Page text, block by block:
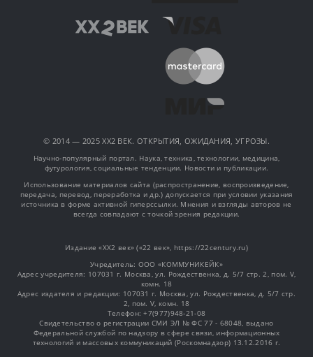
© 2014 — 2025 XX2 ВЕК. ОТКРЫТИЯ, ОЖИДАНИЯ, УГРОЗЫ.
Научно-популярный портал. Наука, техника, технологии, медицина,
футурология, социальные тенденции. Новости и публикации.
Использование материалов сайта (распространение, воспроизведение,
передача, перевод, переработка и др.) допускается при условии указания
источника в форме активной гиперссылки. Мнения и взгляды авторов не
всегда совпадают с точкой зрения редакции.
Издание «XX2 век» («22 век», https://22century.ru)
Учредитель: OOO «КОММУНИКЕЙК»
Адрес учредителя: 107031 г. Москва, ул. Рождественка, д. 5/7 стр. 2, пом. V,
комн. 18
Адрес издателя и редакции: 107031 г. Москва, ул. Рождественка, д. 5/7 стр.
2, пом. V, комн. 18
Телефон: +7(977)948-21-08
Свидетельство о регистрации СМИ ЭЛ № ФС 77 - 68048, выдано
Федеральной службой по надзору в сфере связи, информационных
технологий и массовых коммуникаций (Роскомнадзор) 13.12.2016 г.